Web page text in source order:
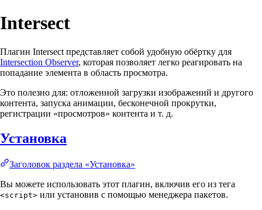
Intersect
Плагин Intersect представляет собой удобную обёртку для
Intersection Observer, которая позволяет легко реагировать на
попадание элемента в область просмотра.
Это полезно для: отложенной загрузки изображений и другого
контента, запуска анимации, бесконечной прокрутки,
регистрации «просмотров» контента и т. д.
Установка
Заголовок раздела «Установка»
Вы можете использовать этот плагин, включив его из тега
<script> или установив с помощью менеджера пакетов.